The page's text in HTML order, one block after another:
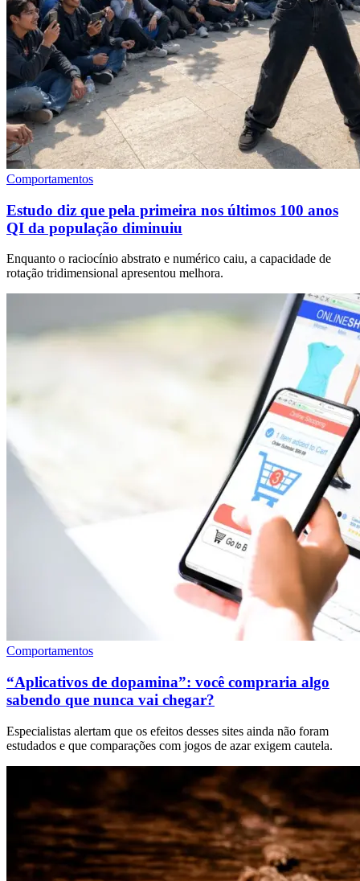
Comportamentos
Estudo diz que pela primeira nos últimos 100 anos
QI da população diminuiu
Enquanto o raciocínio abstrato e numérico caiu, a capacidade de
rotação tridimensional apresentou melhora.
Comportamentos
“Aplicativos de dopamina”: você compraria algo
sabendo que nunca vai chegar?
Especialistas alertam que os efeitos desses sites ainda não foram
estudados e que comparações com jogos de azar exigem cautela.